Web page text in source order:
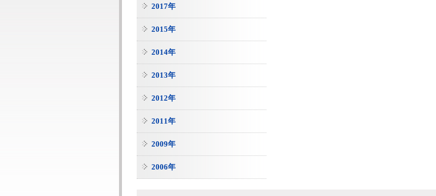
2017年
2015年
2014年
2013年
2012年
2011年
2009年
2006年